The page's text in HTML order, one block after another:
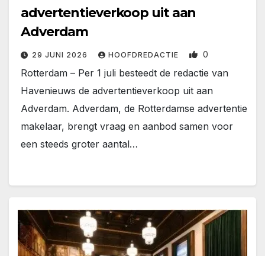
advertentieverkoop uit aan
Adverdam
29 JUNI 2026 HOOFDREDACTIE 0
Rotterdam – Per 1 juli besteedt de redactie van
Havenieuws de advertentieverkoop uit aan
Adverdam. Adverdam, de Rotterdamse advertentie
makelaar, brengt vraag en aanbod samen voor
een steeds groter aantal…